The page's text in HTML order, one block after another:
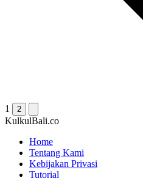
1 2
KulkulBali.co
Home
Tentang Kami
Kebijakan Privasi
Tutorial